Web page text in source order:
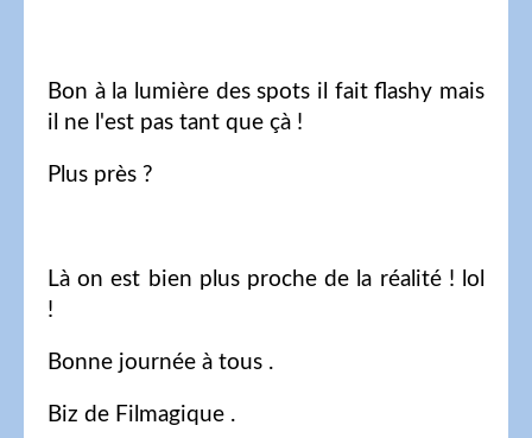
Bon à la lumière des spots il fait flashy mais
il ne l'est pas tant que çà !
Plus près ?
Là on est bien plus proche de la réalité ! lol
!
Bonne journée à tous .
Biz de Filmagique .